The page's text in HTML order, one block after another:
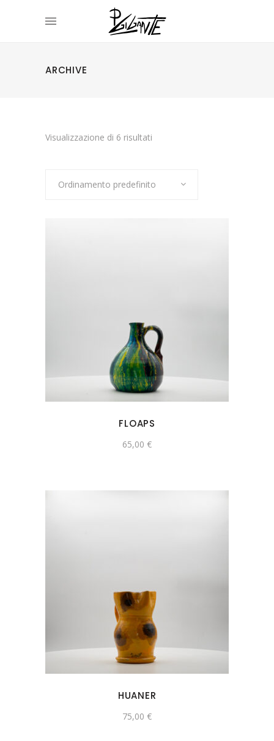
ARCHIVE
Visualizzazione di 6 risultati
Ordinamento predefinito
FLOAPS
65,00 €
HUANER
75,00 €